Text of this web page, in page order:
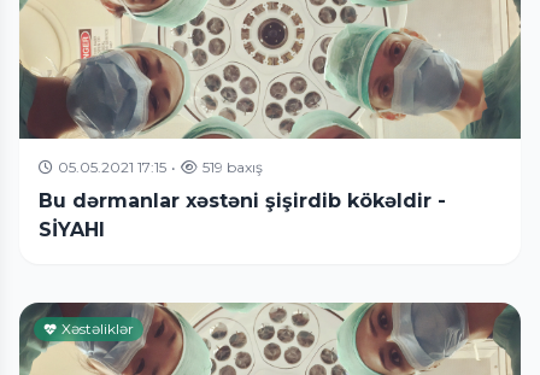
05.05.2021 17:15 • 519 baxış
Bu dərmanlar xəstəni şişirdib kökəldir -
SİYAHI
Xəstəliklər